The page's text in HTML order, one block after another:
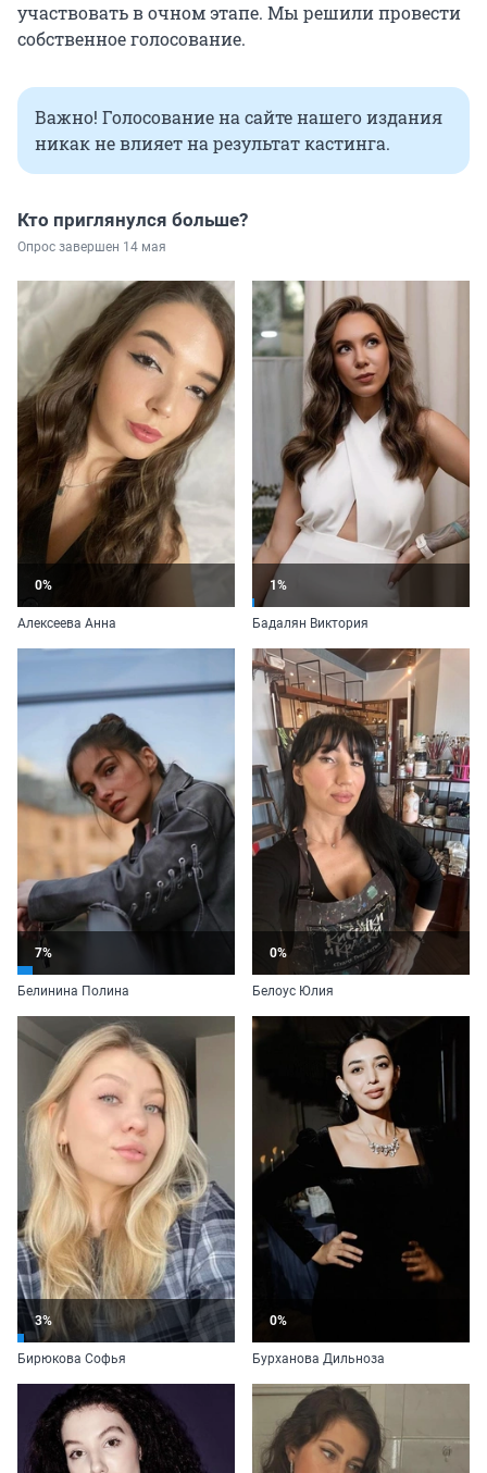
участвовать в очном этапе. Мы решили провести
собственное голосование.
Важно! Голосование на сайте нашего издания
никак не влияет на результат кастинга.
Кто приглянулся больше?
Опрос завершен 14 мая
0%
Алексеева Анна
1%
Бадалян Виктория
7%
Белинина Полина
0%
Белоус Юлия
3%
Бирюкова Софья
0%
Бурханова Дильноза